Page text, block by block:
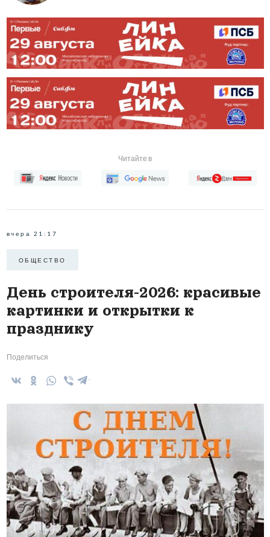
Читайте в
вчера 21:17
ОБЩЕСТВО
День строителя-2026: красивые
картинки и открытки к
празднику
Поделиться